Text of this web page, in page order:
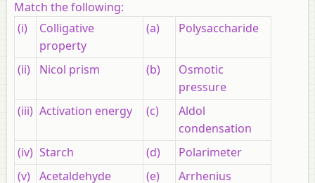
Match the following:
(i)
Colligative
property
(a) Polysaccharide
(ii) Nicol prism (b)
Osmotic
pressure
(iii) Activation energy (c)
Aldol
condensation
(iv) Starch (d)
Polarimeter
(v) Acetaldehyde (e)
Arrhenius